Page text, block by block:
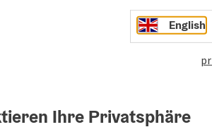
English
Ihre Privatsphäre